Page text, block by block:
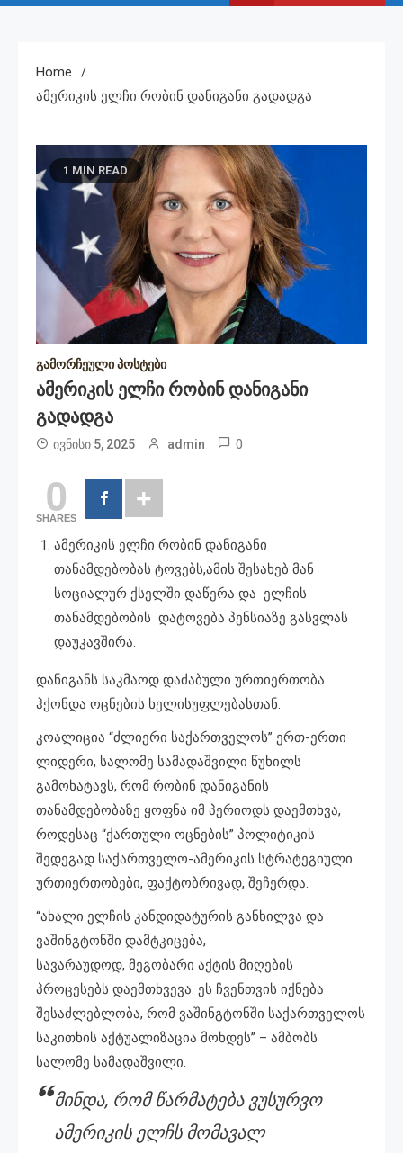
Home
Ამერიკის Ელჩი Რობინ Დანიგანი Გადადგა
1 MIN READ
გამორჩეული პოსტები
Ამერიკის Ელჩი Რობინ Დანიგანი
Გადადგა
ივნისი 5, 2025 admin 0
0
SHARES
ამერიკის ელჩი რობინ დანიგანი
თანამდებობას ტოვებს,ამის შესახებ მან
სოციალურ ქსელში დაწერა და ელჩის
თანამდებობის დატოვება პენსიაზე გასვლას
დაუკავშირა.
დანიგანს საკმაოდ დაძაბული ურთიერთობა
ჰქონდა ოცნების ხელისუფლებასთან.
კოალიცია “ძლიერი საქართველოს” ერთ-ერთი
ლიდერი, სალომე სამადაშვილი წუხილს
გამოხატავს, რომ რობინ დანიგანის
თანამდებობაზე ყოფნა იმ პერიოდს დაემთხვა,
როდესაც “ქართული ოცნების” პოლიტიკის
შედეგად საქართველო-ამერიკის სტრატეგიული
ურთიერთობები, ფაქტობრივად, შეჩერდა.
“ახალი ელჩის კანდიდატურის განხილვა და
ვაშინგტონში დამტკიცება,
სავარაუდოდ, მეგობარი აქტის მიღების
პროცესებს დაემთხვევა. ეს ჩვენთვის იქნება
შესაძლებლობა, რომ ვაშინგტონში საქართველოს
საკითხის აქტუალიზაცია მოხდეს” – ამბობს
სალომე სამადაშვილი.
მინდა, რომ წარმატება ვუსურვო
ამერიკის ელჩს მომავალ